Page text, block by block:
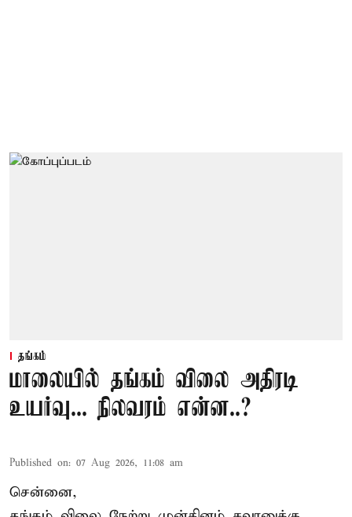
தங்கம்
மாலையில் தங்கம் விலை அதிரடி
உயர்வு... நிலவரம் என்ன..?
Published on: 07 Aug 2026, 11:08 am
சென்னை,